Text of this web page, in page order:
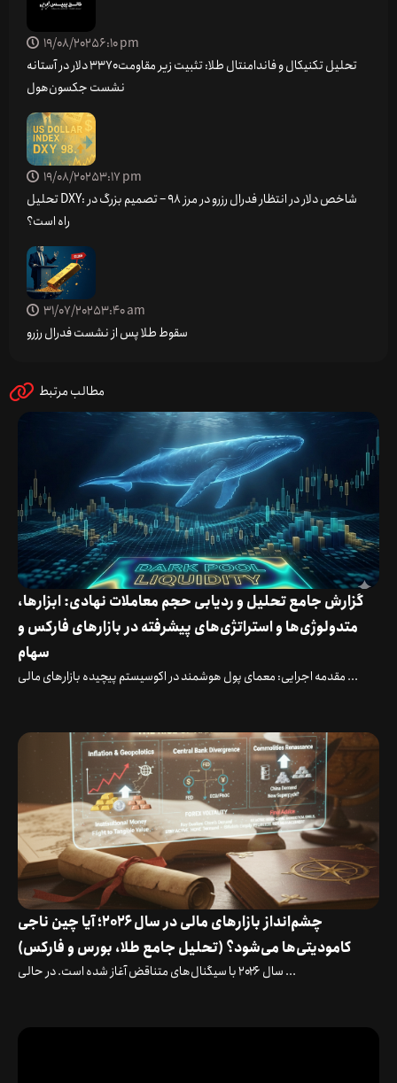
19/08/20256:10 pm
تحلیل تکنیکال و فاندامنتال طلا: تثبیت زیر مقاومت ۳۳۷۰ دلار در آستانه
نشست جکسون‌هول
19/08/20253:17 pm
تحلیل DXY: شاخص دلار در انتظار فدرال رزرو در مرز 98 – تصمیم بزرگ در
راه است؟
31/07/20253:40 am
سقوط طلا پس از نشست فدرال رزرو
مطالب مرتبط
گزارش جامع تحلیل و ردیابی حجم معاملات نهادی: ابزارها،
متدولوژی‌ها و استراتژی‌های پیشرفته در بازارهای فارکس و
سهام
مقدمه اجرایی: معمای پول هوشمند در اکوسیستم پیچیده بازارهای مالی ...
چشم‌انداز بازارهای مالی در سال ۲۰۲۶؛ آیا چین ناجی
کامودیتی‌ها می‌شود؟ (تحلیل جامع طلا، بورس و فارکس)
سال ۲۰۲۶ با سیگنال‌های متناقض آغاز شده است. در حالی ...